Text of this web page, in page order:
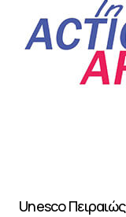
Unesco